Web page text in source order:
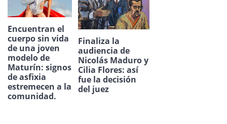
Encuentran el
cuerpo sin vida
de una joven
modelo de
Maturín: signos
de asfixia
estremecen a la
comunidad.
Finaliza la
audiencia de
Nicolás Maduro y
Cilia Flores: así
fue la decisión
del juez